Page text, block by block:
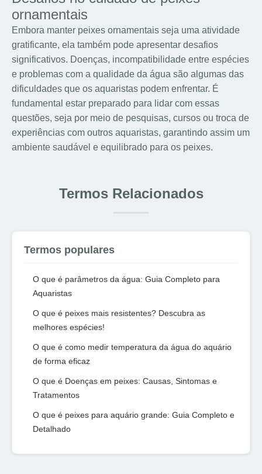
ornamentais
Embora manter peixes ornamentais seja uma atividade
gratificante, ela também pode apresentar desafios
significativos. Doenças, incompatibilidade entre espécies
e problemas com a qualidade da água são algumas das
dificuldades que os aquaristas podem enfrentar. É
fundamental estar preparado para lidar com essas
questões, seja por meio de pesquisas, cursos ou troca de
experiências com outros aquaristas, garantindo assim um
ambiente saudável e equilibrado para os peixes.
Termos Relacionados
Termos populares
O que é parâmetros da água: Guia Completo para
Aquaristas
O que é peixes mais resistentes? Descubra as
melhores espécies!
O que é como medir temperatura da água do aquário
de forma eficaz
O que é Doenças em peixes: Causas, Sintomas e
Tratamentos
O que é peixes para aquário grande: Guia Completo e
Detalhado